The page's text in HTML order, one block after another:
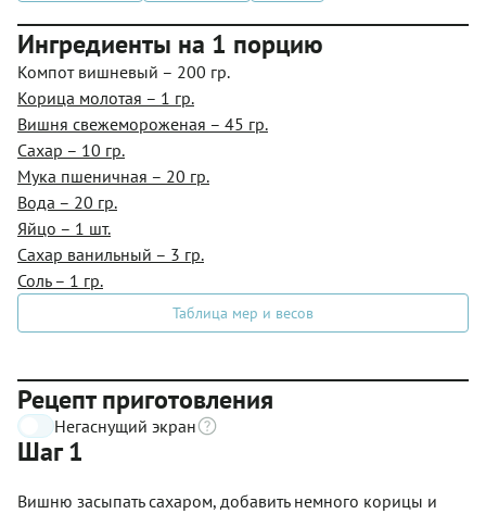
Ингредиенты на 1 порцию
Компот вишневый – 200 гр.
Корица молотая – 1 гр.
Вишня свежемороженая – 45 гр.
Сахар – 10 гр.
Мука пшеничная – 20 гр.
Вода – 20 гр.
Яйцо – 1 шт.
Сахар ванильный – 3 гр.
Соль – 1 гр.
Таблица мер и весов
Рецепт приготовления
Негаснущий экран
Шаг 1
Вишню засыпать сахаром, добавить немного корицы и